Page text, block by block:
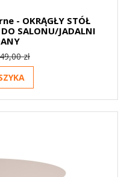
- OKRĄGŁY STÓŁ
SALONU/JADALNI
zł